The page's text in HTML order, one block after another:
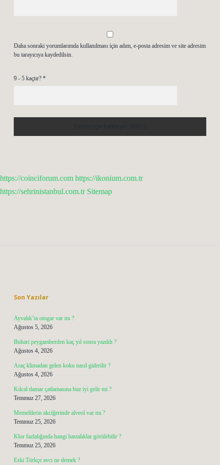
Daha sonraki yorumlarımda kullanılması için adım, e-posta adresim ve site adresim
bu tarayıcıya kaydedilsin.
9 - 5 kaçtır? *
https://coinciforum.com https://ikonium.com.tr
https://sehrinistanbul.com.tr Sitemap
Son Yazılar
Ayvalık’ta otogar var mı ?
Ağustos 5, 2026
Buhari peygamberden kaç yıl sonra yazıldı ?
Ağustos 4, 2026
Araç klimadan gelen koku nasıl giderilir ?
Ağustos 4, 2026
Kılcal damar çatlamasına buz iyi gelir mi ?
Temmuz 27, 2026
Memelilerin akciğerinde alveol var mı ?
Temmuz 25, 2026
Klor fazlalığında hangi hastalıklar görülebilir ?
Temmuz 25, 2026
Eski Türkçe avcı ne demek ?